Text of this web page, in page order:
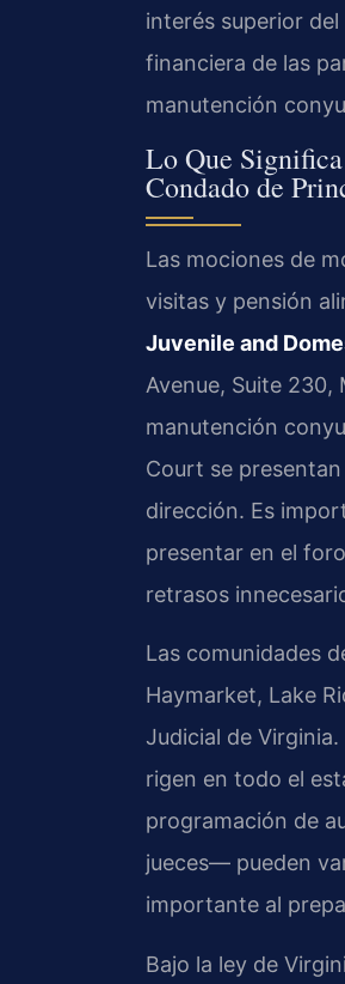
interés superior
financiera de las
manutención
Lo Que
Condado de
Las mociones de
visitas y pensión
Juvenile and
Avenue, Suite 230,
manutención
Court se
dirección. Es
presentar en el
retrasos
Las comunidades
Haymarket, Lake
Judicial de
rigen en todo el
programación de
jueces— pueden
importante al
Bajo la ley de